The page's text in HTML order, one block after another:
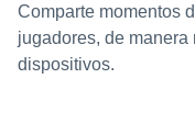
Comparte momentos
jugadores, de
dispositivos.